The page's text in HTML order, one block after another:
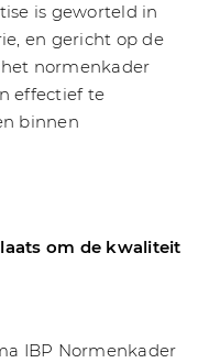
is geworteld in
en gericht op de
normenkader
effectief te
binnen
om de kwaliteit
IBP Normenkader